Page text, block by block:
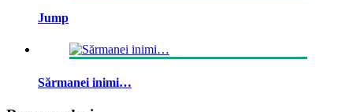
Jump
Sărmanei inimi…